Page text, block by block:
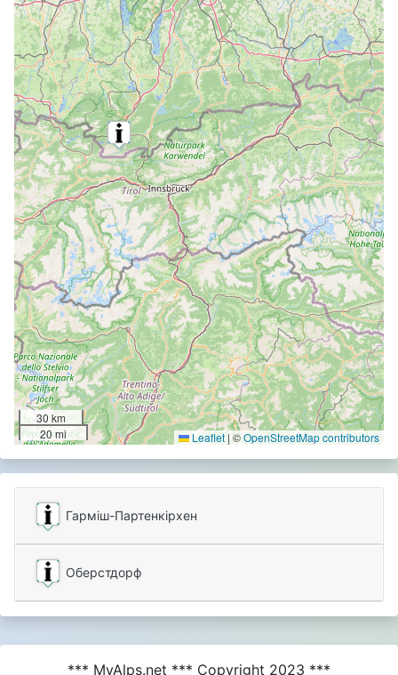
30 km
20 mi
Leaflet | ©OpenStreetMap contributors
Гарміш-Партенкірхен
Оберстдорф
*** MyAlps.net *** Copyright 2023 ***